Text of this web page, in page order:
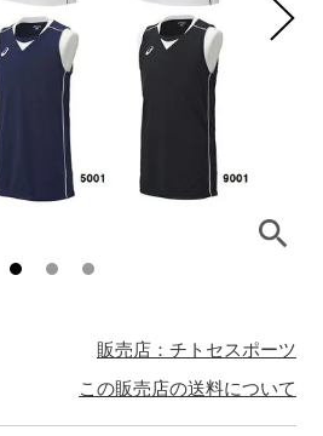
販売店：チトセスポーツ
この販売店の送料について